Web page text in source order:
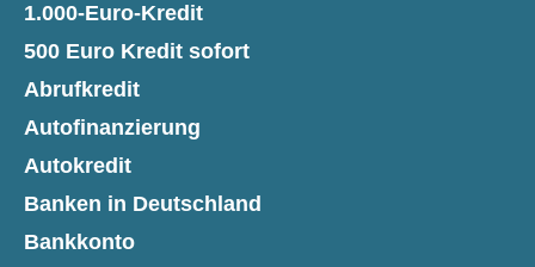
1.000-Euro-Kredit
500 Euro Kredit sofort
Abrufkredit
Autofinanzierung
Autokredit
Banken in Deutschland
Bankkonto